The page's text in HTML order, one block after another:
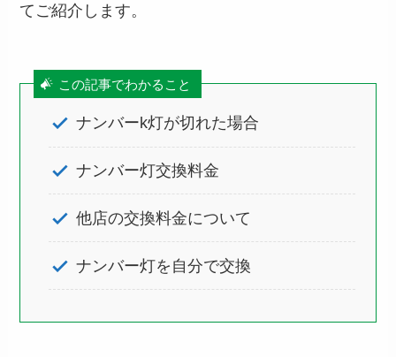
てご紹介します。
この記事でわかること
ナンバーk灯が切れた場合
ナンバー灯交換料金
他店の交換料金について
ナンバー灯を自分で交換